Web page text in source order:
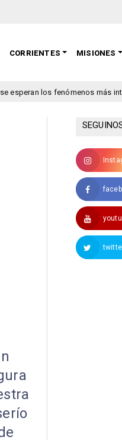
CORRIENTES MISIONES
fenómenos más intensos